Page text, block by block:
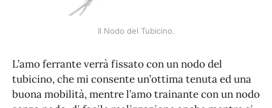
Il Nodo del Tubicino.
L’amo ferrante verrà fissato con un nodo del
tubicino, che mi consente un’ottima tenuta ed una
buona mobilità, mentre l’amo trainante con un nodo